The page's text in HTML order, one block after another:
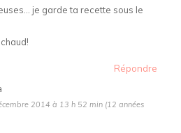
je garde ta recette sous le
Répondre
2014 à 13 h 52 min (12 années